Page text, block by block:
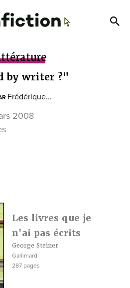
by writer ?"
Frédérique...
2008
Les livres que je
n'ai pas écrits
George Steiner
Gallimard
287 pages